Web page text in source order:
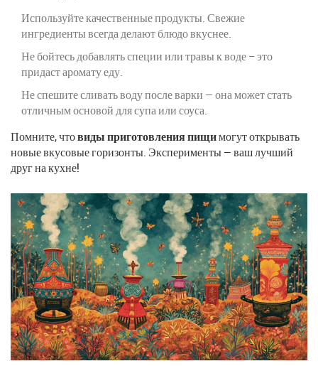
Используйте качественные продукты. Свежие
ингредиенты всегда делают блюдо вкуснее.
Не бойтесь добавлять специи или травы к воде – это
придаст аромату еду.
Не спешите сливать воду после варки — она может стать
отличным основой для супа или соуса.
Помните, чтовиды приготовления пищимогут открывать
новые вкусовые горизонты. Эксперименты — ваш лучший
друг на кухне!